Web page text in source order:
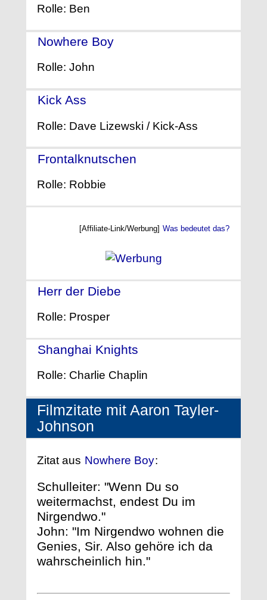
Rolle: Ben
Nowhere Boy
Rolle: John
Kick Ass
Rolle: Dave Lizewski / Kick-Ass
Frontalknutschen
Rolle: Robbie
[Affiliate-Link/Werbung] Was bedeutet das?
Herr der Diebe
Rolle: Prosper
Shanghai Knights
Rolle: Charlie Chaplin
Filmzitate mit Aaron Tayler-
Johnson
Zitat aus Nowhere Boy:
Schulleiter: "Wenn Du so
weitermachst, endest Du im
Nirgendwo."
John: "Im Nirgendwo wohnen die
Genies, Sir. Also gehöre ich da
wahrscheinlich hin."